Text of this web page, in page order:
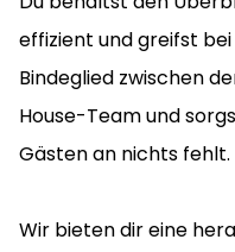
effizient und greifst
Bindeglied zwischen
House-Team und
Gästen an nichts fehlt.
Wir bieten dir eine